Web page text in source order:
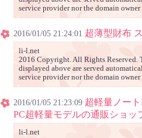
service provider nor the domain
2016/01/05 21:24:01 超薄型財布
li-l.net
2016 Copyright. All Rights Reserved.
displayed above are served
service provider nor the domain
2016/01/05 21:23:09 超軽量ノー
PC超軽量モデルの通販ショッ
li-l.net